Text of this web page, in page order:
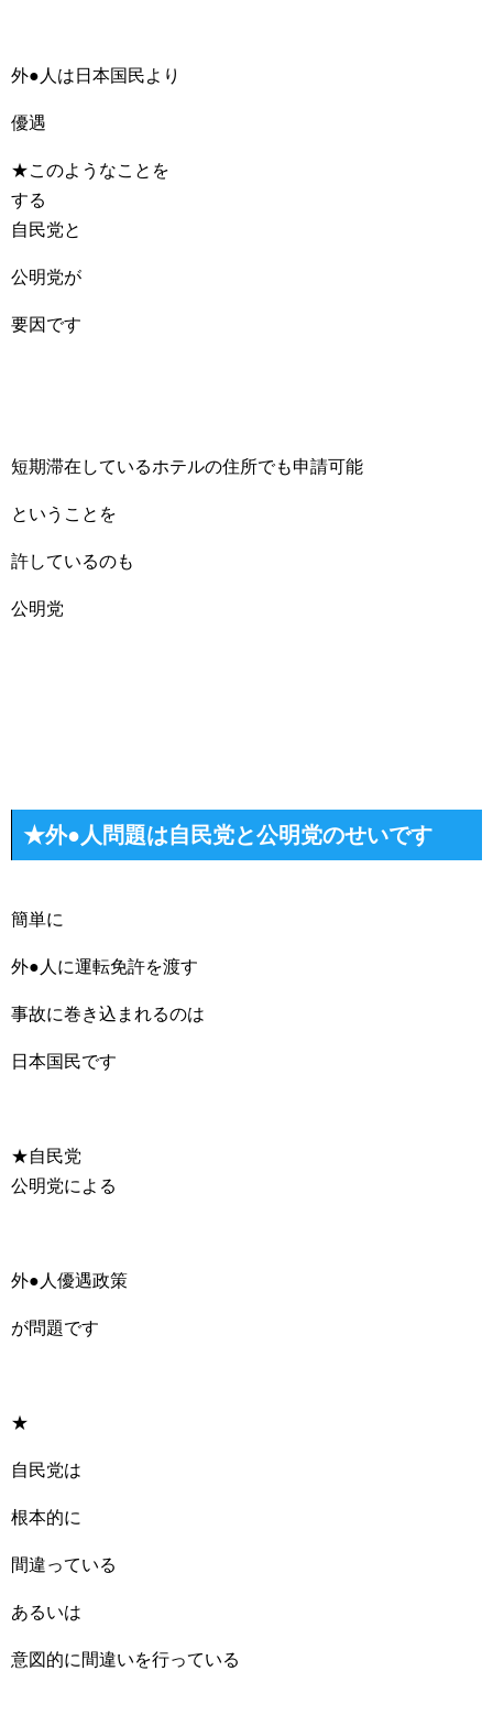
外●人は日本国民より
優遇
★このようなことを
する
自民党と
公明党が
要因です
短期滞在しているホテルの住所でも申請可能
ということを
許しているのも
公明党
★外●人問題は自民党と公明党のせいです
簡単に
外●人に運転免許を渡す
事故に巻き込まれるのは
日本国民です
★自民党
公明党による
外●人優遇政策
が問題です
★
自民党は
根本的に
間違っている
あるいは
意図的に間違いを行っている